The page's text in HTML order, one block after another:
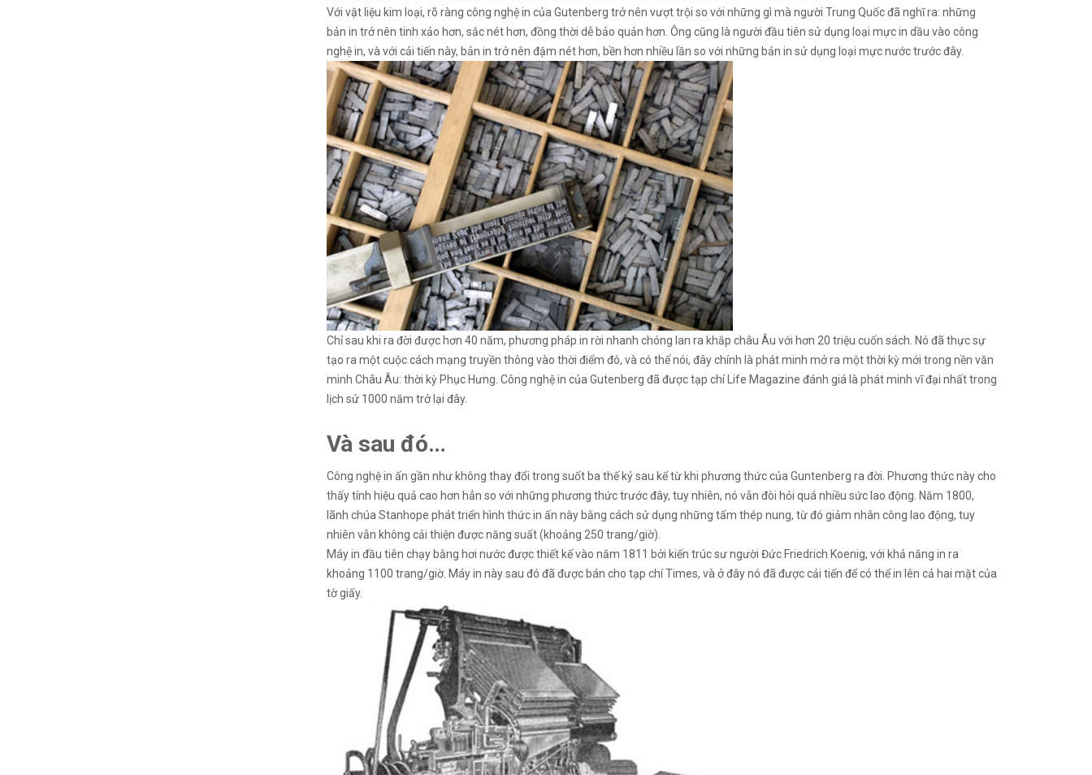
Với vật liệu kim loại, rõ ràng công nghệ in của Gutenberg trở nên vượt trội so với những gì mà người Trung Quốc đã nghĩ ra: những
bản in trở nên tinh xảo hơn, sắc nét hơn, đồng thời dễ bảo quản hơn. Ông cũng là người đầu tiên sử dụng loại mực in dầu vào công
nghệ in, và với cải tiến này, bản in trở nên đậm nét hơn, bền hơn nhiều lần so với những bản in sử dụng loại mực nước trước đây.
Chỉ sau khi ra đời được hơn 40 năm, phương pháp in rời nhanh chóng lan ra khắp châu Âu với hơn 20 triệu cuốn sách. Nó đã thực sự
tạo ra một cuộc cách mạng truyền thông vào thời điểm đó, và có thể nói, đây chính là phát minh mở ra một thời kỳ mới trong nền văn
minh Châu Âu: thời kỳ Phục Hưng. Công nghệ in của Gutenberg đã được tạp chí Life Magazine đánh giá là phát minh vĩ đại nhất trong
lịch sử 1000 năm trở lại đây.
Và sau đó…
Công nghệ in ấn gần như không thay đổi trong suốt ba thế kỷ sau kể từ khi phương thức của Guntenberg ra đời. Phương thức này cho
thấy tính hiệu quả cao hơn hẳn so với những phương thức trước đây, tuy nhiên, nó vẫn đòi hỏi quá nhiều sức lao động. Năm 1800,
lãnh chúa Stanhope phát triển hình thức in ấn này bằng cách sử dụng những tấm thép nung, từ đó giảm nhân công lao động, tuy
nhiên vẫn không cải thiện được năng suất (khoảng 250 trang/giờ).
Máy in đầu tiên chạy bằng hơi nước được thiết kế vào năm 1811 bởi kiến trúc sư người Đức Friedrich Koenig, với khả năng in ra
khoảng 1100 trang/giờ. Máy in này sau đó đã được bán cho tạp chí Times, và ở đây nó đã được cải tiến để có thể in lên cả hai mặt của
tờ giấy.